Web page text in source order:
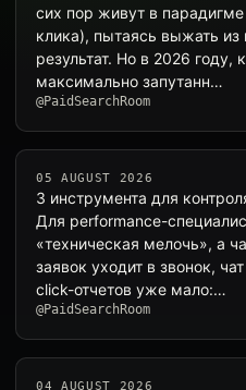
сих пор живут в
клика), пытаясь выжать из
результат. Но в 2026 году,
максимально запутанн…
@PaidSearchRoom
05 AUGUST 2026
3 инструмента для
Для performance-
«техническая мелочь», а
заявок уходит в звонок,
click-отчетов уже мало:…
@PaidSearchRoom
04 AUGUST 2026